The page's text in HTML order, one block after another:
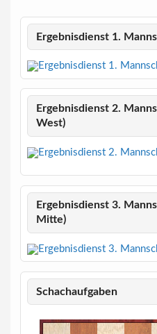
Ergebnisdienst 1.
Ergebnisdienst 2.
West)
Ergebnisdienst 3.
Mitte)
Schachaufgaben